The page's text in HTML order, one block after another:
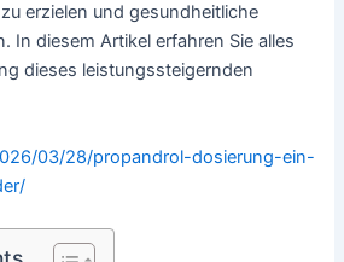
erzielen und gesundheitliche
In diesem Artikel erfahren Sie alles
dieses leistungssteigernden
03/28/propandrol-dosierung-ein-